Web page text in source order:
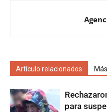
Artículo relacionados
para